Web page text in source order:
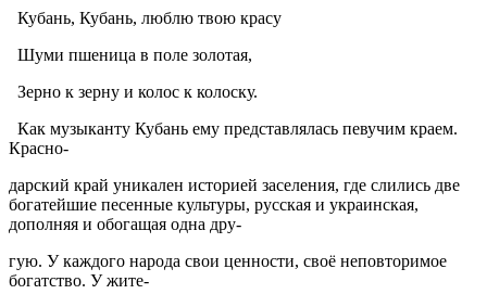
Кубань, Кубань, люблю твою красу
Шуми пшеница в поле золотая,
Зерно к зерну и колос к колоску.
Как музыканту Кубань ему представлялась певучим краем.
Красно-
дарский край уникален историей заселения, где слились две
богатейшие песенные культуры, русская и украинская,
дополняя и обогащая одна дру-
гую. У каждого народа свои ценности, своё неповторимое
богатство. У жите-